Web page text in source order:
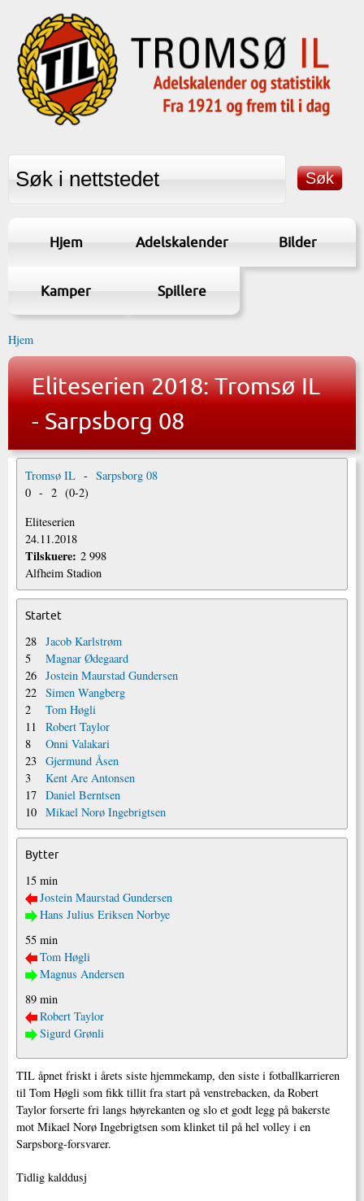
Hjem Adelskalender Bilder
Kamper Spillere
Hjem
Eliteserien 2018: Tromsø IL
- Sarpsborg 08
Tromsø IL - Sarpsborg 08
0 - 2 (0-2)
Eliteserien
24.11.2018
Tilskuere: 2 998
Alfheim Stadion
Startet
28 Jacob Karlstrøm
5
Magnar Ødegaard
26 Jostein Maurstad Gundersen
22 Simen Wangberg
2
Tom Høgli
11
Robert Taylor
8
Onni Valakari
23 Gjermund Åsen
3
Kent Are Antonsen
17 Daniel Berntsen
10 Mikael Norø Ingebrigtsen
Bytter
15 min
Jostein Maurstad Gundersen
Hans Julius Eriksen Norbye
55 min
Tom Høgli
Magnus Andersen
89 min
Robert Taylor
Sigurd Grønli
TIL åpnet friskt i årets siste hjemmekamp, den siste i fotballkarrieren
til Tom Høgli som fikk tillit fra start på venstrebacken, da Robert
Taylor forserte fri langs høyrekanten og slo et godt legg på bakerste
mot Mikael Norø Ingebrigtsen som klinket til på hel volley i en
Sarpsborg-forsvarer.
Tidlig kalddusj